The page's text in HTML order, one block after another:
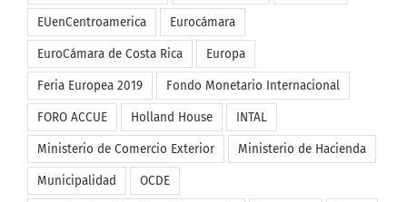
desarrollo económico Día de Europa Economía
EUenCentroamerica Eurocámara
EuroCámara de Costa Rica Europa
Feria Europea 2019 Fondo Monetario Internacional
FORO ACCUE Holland House INTAL
Ministerio de Comercio Exterior Ministerio de Hacienda